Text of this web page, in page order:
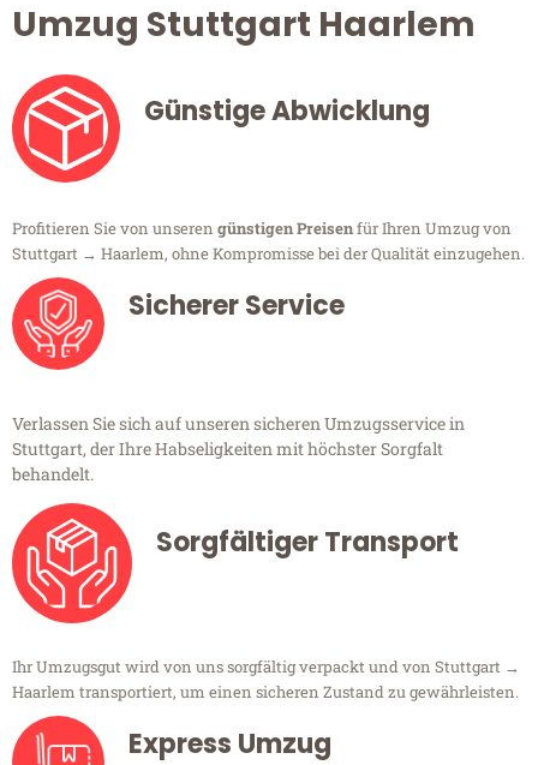
Umzug Stuttgart Haarlem
Günstige Abwicklung
Profitieren Sie von unseren günstigen Preisenfür Ihren Umzug von
Stuttgart → Haarlem, ohne Kompromisse bei der Qualität einzugehen.
Sicherer Service
Verlassen Sie sich auf unseren sicheren Umzugsservice in
Stuttgart, der Ihre Habseligkeiten mit höchster Sorgfalt
behandelt.
Sorgfältiger Transport
Ihr Umzugsgut wird von uns sorgfältig verpackt und von Stuttgart →
Haarlem transportiert, um einen sicheren Zustand zu gewährleisten.
Express Umzug